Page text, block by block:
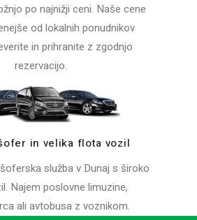
po najnižji ceni. Naše cene
od lokalnih ponudnikov
in prihranite z zgodnjo
rezervacijo.
in velika flota vozil
služba v Dunaj s široko
Najem poslovne limuzine,
ali avtobusa z voznikom.